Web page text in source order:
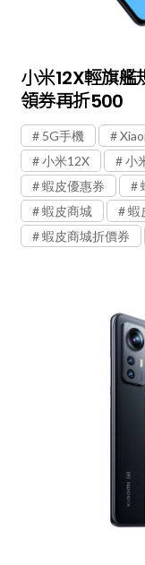
小米12X輕旗艦
領券再折500
5G手機
小米12X
小
蝦皮優惠券
蝦皮商城
蝦
蝦皮商城折價券